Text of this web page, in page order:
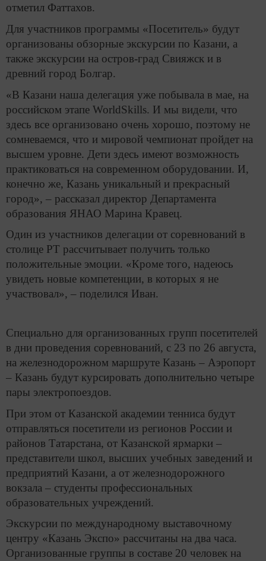
отметил Фаттахов.
Для участников программы «Посетитель» будут
организованы обзорные экскурсии по Казани, а
также экскурсии на остров-град Свияжск и в
древний город Болгар.
«В Казани наша делегация уже побывала в мае, на
российском этапе WorldSkills. И мы видели, что
здесь все организовано очень хорошо, поэтому не
сомневаемся, что и мировой чемпионат пройдет на
высшем уровне. Дети здесь имеют возможность
практиковаться на современном оборудовании. И,
конечно же, Казань уникальный и прекрасный
город», – рассказал директор Департамента
образования ЯНАО Марина Кравец.
Один из участников делегации от соревнований в
столице РТ рассчитывает получить только
положительные эмоции. «Кроме того, надеюсь
увидеть новые компетенции, в которых я не
участвовал», – поделился Иван.
Специально для организованных групп посетителей
в дни проведения соревнований, с 23 по 26 августа,
на железнодорожном маршруте Казань – Аэропорт
– Казань будут курсировать дополнительно четыре
пары электропоездов.
При этом от Казанской академии тенниса будут
отправляться посетители из регионов России и
районов Татарстана, от Казанской ярмарки –
представители школ, высших учебных заведений и
предприятий Казани, а от железнодорожного
вокзала – студенты профессиональных
образовательных учреждений.
Экскурсии по международному выставочному
центру «Казань Экспо» рассчитаны на два часа.
Организованные группы в составе 20 человек на